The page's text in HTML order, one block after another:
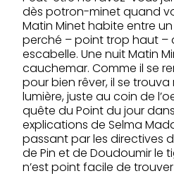
dès potron-minet quand
Matin Minet habite entre
perché – point trop haut –
escabelle. Une nuit Matin
cauchemar. Comme il se
pour bien rêver, il se
lumière, juste au coin de
quête du Point du jour
explications de Selma
passant par les directives
de Pin et de Doudoumir le
n’est point facile de